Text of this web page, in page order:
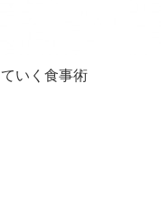
いく食事術